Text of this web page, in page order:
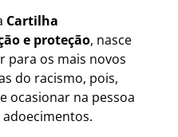
Cartilha
e proteção, nasce
para os mais novos
do racismo, pois,
ocasionar na pessoa